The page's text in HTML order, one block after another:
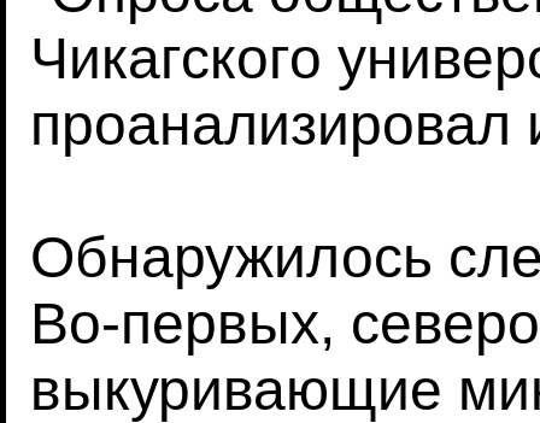
Чикагского
Обнаружилось
Во-первых,
выкуривающие